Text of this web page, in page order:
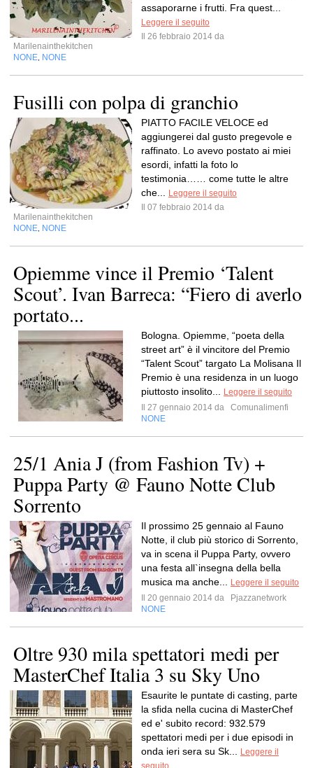
assaporarne i frutti. Fra quest...
Leggere il seguito
Il 26 febbraio 2014 da
Marilenainthekitchen
NONE NONE
Fusilli con polpa di granchio
PIATTO FACILE VELOCE ed
aggiungerei dal gusto pregevole e
raffinato. Lo avevo postato ai miei
esordi, infatti la foto lo
testimonia…… come tutte le altre
che...
Leggere il seguito
Il 07 febbraio 2014 da
Marilenainthekitchen
NONE NONE
Opiemme vince il Premio ‘Talent
Scout’. Ivan Barreca: “Fiero di averlo
portato...
Bologna. Opiemme, “poeta della
street art” è il vincitore del Premio
“Talent Scout” targato La Molisana Il
Premio è una residenza in un luogo
piuttosto insolito...
Leggere il seguito
Il 27 gennaio 2014 da
Comunalimenfi
NONE
25/1 Ania J (from Fashion Tv) +
Puppa Party @ Fauno Notte Club
Sorrento
Il prossimo 25 gennaio al Fauno
Notte, il club più storico di Sorrento,
va in scena il Puppa Party, ovvero
una festa all`insegna della bella
musica ma anche...
Leggere il seguito
Il 20 gennaio 2014 da
Pjazzanetwork
NONE
Oltre 930 mila spettatori medi per
MasterChef Italia 3 su Sky Uno
Esaurite le puntate di casting, parte
la sfida nella cucina di MasterChef
ed e' subito record: 932.579
spettatori medi per i due episodi in
onda ieri sera su Sk...
Leggere il
seguito